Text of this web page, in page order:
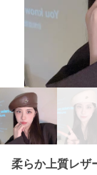
柔らか上質レザ